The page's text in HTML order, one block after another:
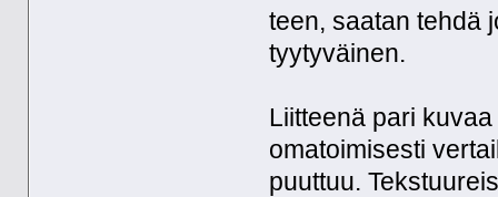
teen, saatan tehdä
tyytyväinen.
Liitteenä pari
omatoimisesti
puuttuu.